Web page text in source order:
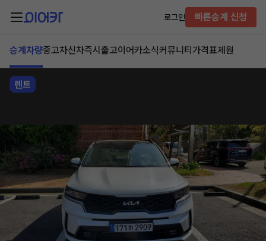
로그인 빠른승계 신청
승계차량중고차신차즉시출고이어카소식커뮤니티 가격표제원
렌트